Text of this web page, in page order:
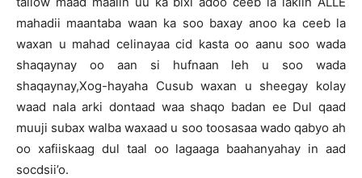
mahadii maantaba waan ka soo baxay anoo ka ceeb la
waxan u mahad celinayaa cid kasta oo aanu soo wada
shaqaynay oo aan si hufnaan leh u soo wada
shaqaynay,Xog-hayaha Cusub waxan u sheegay kolay
waad nala arki dontaad waa shaqo badan ee Dul qaad
muuji subax walba waxaad u soo toosasaa wado qabyo ah
oo xafiiskaag dul taal oo lagaaga baahanyahay in aad
socdsii’o.